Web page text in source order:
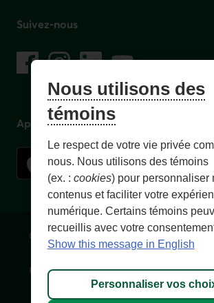
Suivez-nous
Facebook
– Lien externe au site. Cet hyperlien
Instagram
– Lien externe au site. Cet
LinkedIn
– Lien externe au site.
YouTube
– Lien externe au
Application mobile
Conditions d'utilisation et notes légales
Personnaliser les témoins Accessibilité
Nous utilisons des
témoins
Le respect de votre vie privée
nous. Nous utilisons des témoins
(ex. : cookies) pour personnaliser
contenus et faciliter votre
numérique. Certains témoins
recueillis avec votre
Show this message in English
Personnaliser vos